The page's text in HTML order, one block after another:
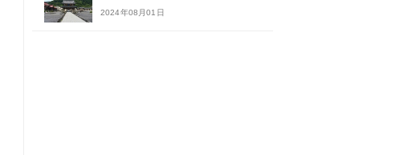
2024年08月01日